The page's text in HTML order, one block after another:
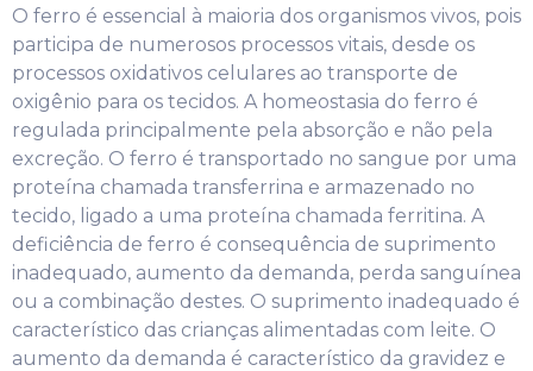
O ferro é essencial à maioria dos organismos vivos, pois
participa de numerosos processos vitais, desde os
processos oxidativos celulares ao transporte de
oxigênio para os tecidos. A homeostasia do ferro é
regulada principalmente pela absorção e não pela
excreção. O ferro é transportado no sangue por uma
proteína chamada transferrina e armazenado no
tecido, ligado a uma proteína chamada ferritina. A
deficiência de ferro é consequência de suprimento
inadequado, aumento da demanda, perda sanguínea
ou a combinação destes. O suprimento inadequado é
característico das crianças alimentadas com leite. O
aumento da demanda é característico da gravidez e